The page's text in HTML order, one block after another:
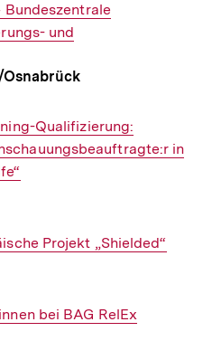
und
Qualifizierung:
in
Projekt „Shielded“
bei BAG RelEx